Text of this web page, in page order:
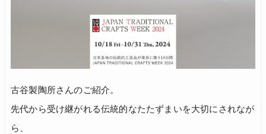
古谷製陶所さんのご紹介。
先代から受け継がれる伝統的なたたずまいを大切にされなが
ら、